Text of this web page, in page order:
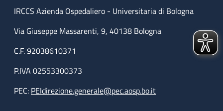
IRCCS Azienda Ospedaliero - Universitaria di Bologna
Via Giuseppe Massarenti, 9, 40138 Bologna
C.F. 92038610371
P.IVA 02553300373
PEC: PEIdirezione.generale@pec.aosp.bo.it